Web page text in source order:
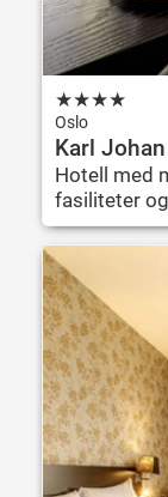
★★★★
Oslo
Karl
Hotell med
fasiliteter